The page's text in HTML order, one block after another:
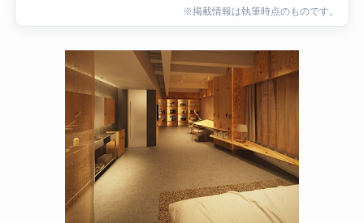
※掲載情報は執筆時点のものです。